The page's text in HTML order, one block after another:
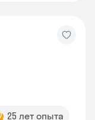
25 лет опыта